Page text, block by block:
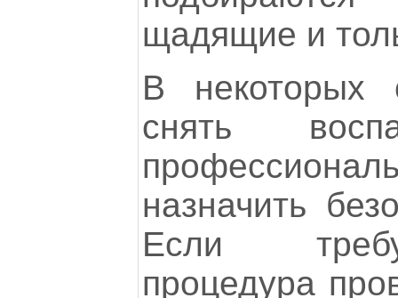
щадящие и
В некоторых
снять
назначить
Если
процедура